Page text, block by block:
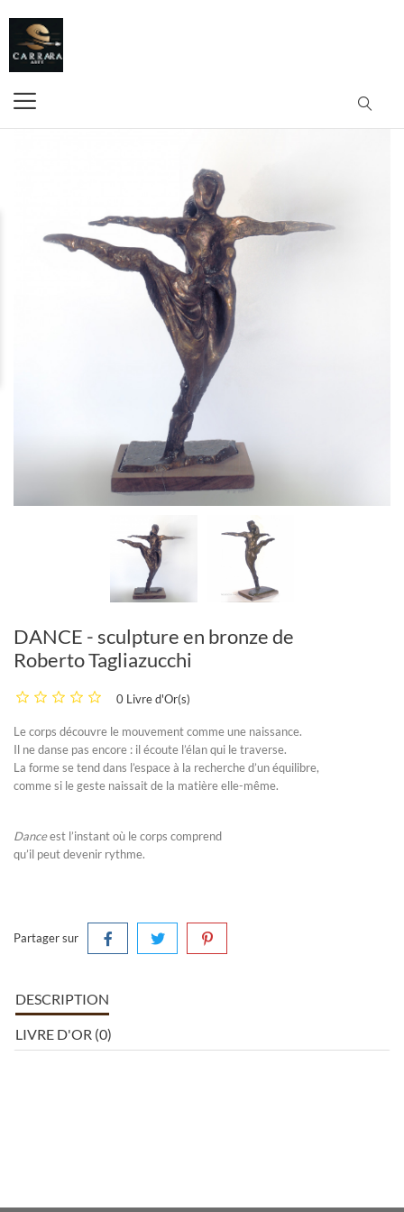
DANCE - sculpture en bronze de
Roberto Tagliazucchi
0 Livre d'Or(s)
Le corps découvre le mouvement comme une naissance.
Il ne danse pas encore : il écoute l’élan qui le traverse.
La forme se tend dans l’espace à la recherche d’un équilibre,
comme si le geste naissait de la matière elle-même.
Danceest l’instant où le corps comprend
qu’il peut devenir rythme.
Partager sur
DESCRIPTION
LIVRE D'OR (0)